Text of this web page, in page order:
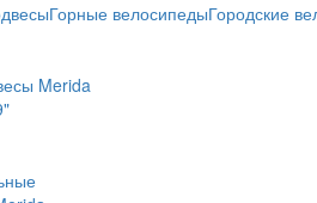
Горные велосипедыГородские
Merida